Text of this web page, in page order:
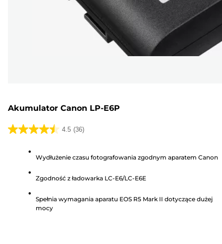
Akumulator Canon LP-E6P
4.5 (36)
4.5
gwiazdek.
Recenzji
Wydłużenie czasu fotografowania zgodnym aparatem Canon
Zgodność z ładowarka LC-E6/LC-E6E
Spełnia wymagania aparatu EOS R5 Mark II dotyczące dużej
mocy